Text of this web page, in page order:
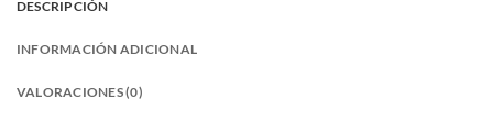
DESCRIPCIÓN
INFORMACIÓN ADICIONAL
VALORACIONES (0)